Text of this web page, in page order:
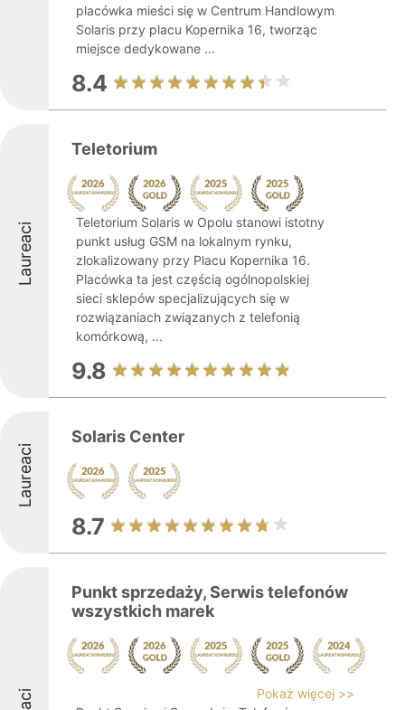
placówka mieści się w Centrum Handlowym
Solaris przy placu Kopernika 16, tworząc
miejsce dedykowane ...
8.4
Laureaci
Teletorium
Teletorium Solaris w Opolu stanowi istotny
punkt usług GSM na lokalnym rynku,
zlokalizowany przy Placu Kopernika 16.
Placówka ta jest częścią ogólnopolskiej
sieci sklepów specjalizujących się w
rozwiązaniach związanych z telefonią
komórkową, ...
9.8
Laureaci
Solaris Center
8.7
Punkt sprzedaży, Serwis telefonów
wszystkich marek
Pokaż więcej >>